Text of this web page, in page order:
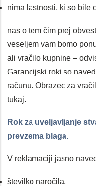
nima lastnosti, ki so bile
nas o tem čim prej
veseljem vam bomo
ali vračilo kupnine –
Garancijski roki so
računu. Obrazec za
tukaj.
Rok za uveljavljanje
prevzema blaga.
V reklamaciji jasno
številko naročila,